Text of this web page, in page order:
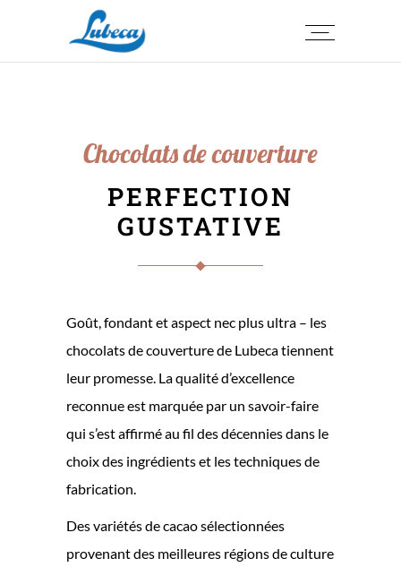
Chocolats de couverture
PERFECTION
GUSTATIVE
Goût, fondant et aspect nec plus ultra – les
chocolats de couverture de Lubeca tiennent
leur promesse. La qualité d’excellence
reconnue est marquée par un savoir-faire
qui s’est affirmé au fil des décennies dans le
choix des ingrédients et les techniques de
fabrication.
Des variétés de cacao sélectionnées
provenant des meilleures régions de culture